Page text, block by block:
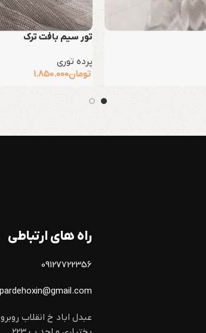
تور سیم بافت ترک
پرده توری
تومان1.850.000
راه های ارتباطی
09127722356
pardehoxin@gmail.com
عبدل اباد خ انقلاب